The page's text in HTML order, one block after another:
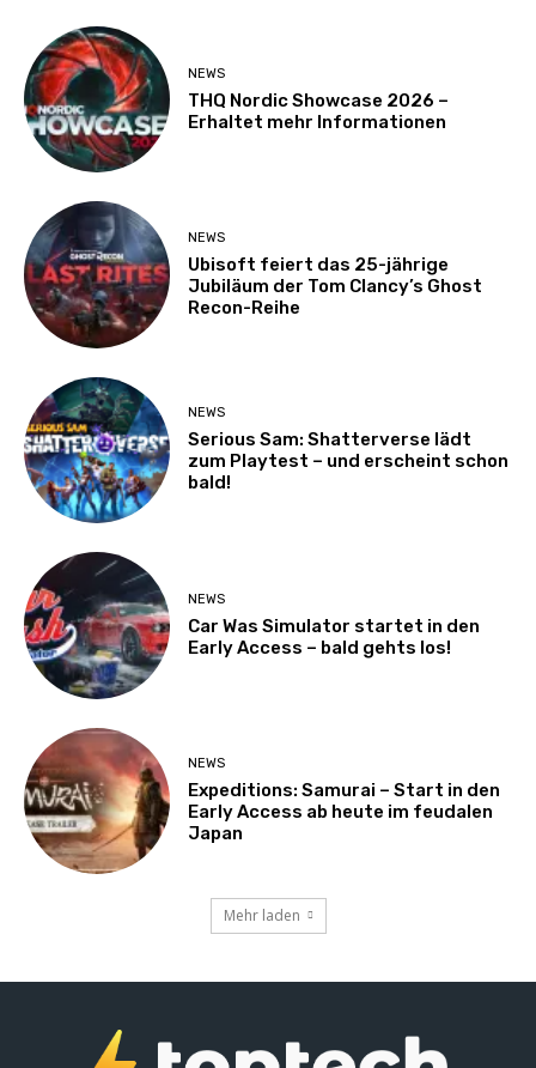
NEWS
THQ Nordic Showcase 2026 –
Erhaltet mehr Informationen
NEWS
Ubisoft feiert das 25-jährige
Jubiläum der Tom Clancy’s Ghost
Recon-Reihe
NEWS
Serious Sam: Shatterverse lädt
zum Playtest – und erscheint schon
bald!
NEWS
Car Was Simulator startet in den
Early Access – bald gehts los!
NEWS
Expeditions: Samurai – Start in den
Early Access ab heute im feudalen
Japan
Mehr laden